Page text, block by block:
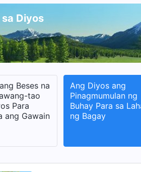
Diyos
Beses na
tao
Para
ang Gawain
Ang Diyos ang
Pinagmumulan ng
Buhay Para sa
ng Bagay